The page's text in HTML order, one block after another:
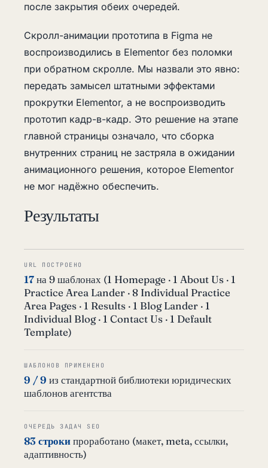
после закрытия обеих очередей.
Скролл-анимации прототипа в Figma не
воспроизводились в Elementor без поломки
при обратном скролле. Мы назвали это явно:
передать замысел штатными эффектами
прокрутки Elementor, а не воспроизводить
прототип кадр-в-кадр. Это решение на этапе
главной страницы означало, что сборка
внутренних страниц не застряла в ожидании
анимационного решения, которое Elementor
не мог надёжно обеспечить.
Результаты
URL ПОСТРОЕНО
17на 9 шаблонах (1 Homepage · 1 About Us · 1
Practice Area Lander · 8 Individual Practice
Area Pages · 1 Results · 1 Blog Lander · 1
Individual Blog · 1 Contact Us · 1 Default
Template)
ШАБЛОНОВ ПРИМЕНЕНО
9 / 9 из стандартной библиотеки юридических
шаблонов агентства
ОЧЕРЕДЬ ЗАДАЧ SEO
83 строкипроработано (макет, meta, ссылки,
адаптивность)